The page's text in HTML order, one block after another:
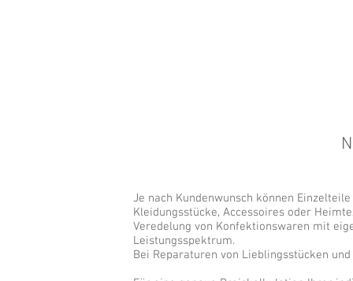
Je nach Kundenwunsch können
Kleidungsstücke, Accessoires oder
Veredelung von Konfektionswaren mit
Leistungsspektrum.
Bei Reparaturen von Lieblingsstücken